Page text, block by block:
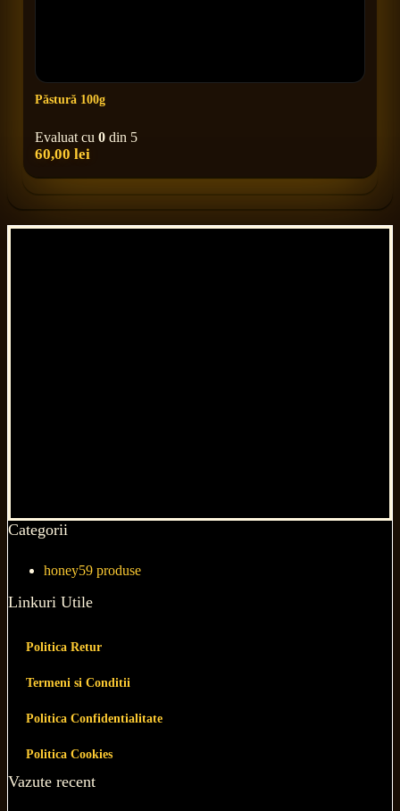
Păstură 100g
Evaluat cu 0 din 5
60,00 lei
Categorii
honey59 produse
Linkuri Utile
Politica Retur
Termeni si Conditii
Politica Confidentialitate
Politica Cookies
Vazute recent